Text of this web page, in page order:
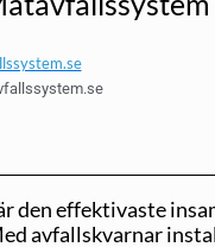
den effektivaste
avfallskvarnar